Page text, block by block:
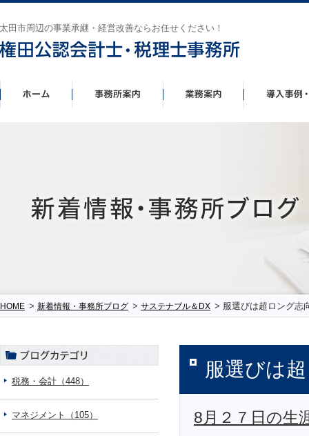
太田市周辺の事業承継・経営改善ならお任せください！
HOME > 新着情報・事務所ブログ > サステナブル＆DX > 服選びは超ロング志
服選びは
8月２７日の生
税務・会計（448）
マネジメント（105）